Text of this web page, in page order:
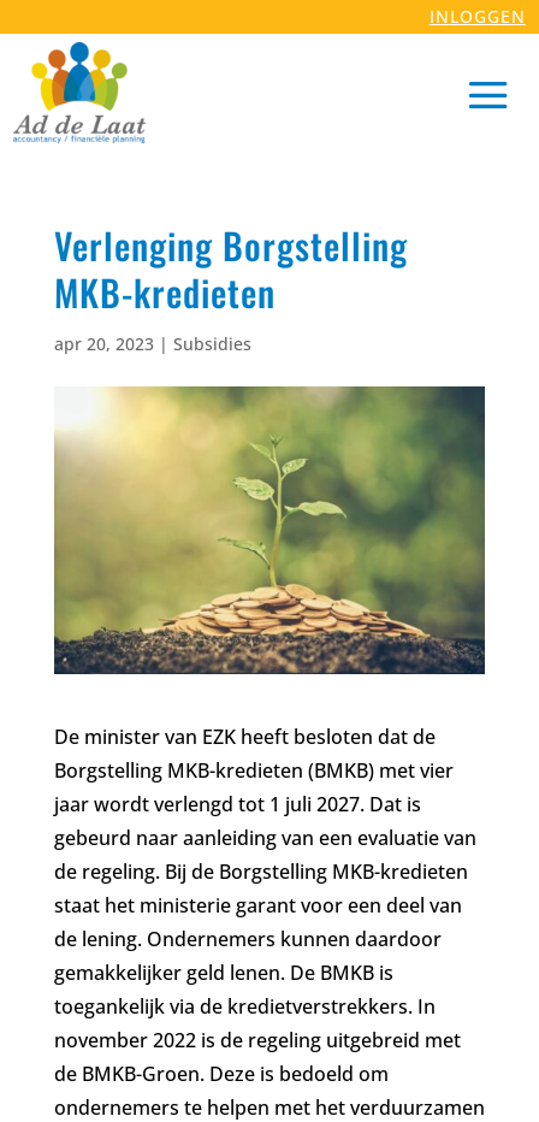
INLOGGEN
Verlenging Borgstelling
MKB-kredieten
apr 20, 2023| Subsidies
De minister van EZK heeft besloten dat de
Borgstelling MKB-kredieten (BMKB) met vier
jaar wordt verlengd tot 1 juli 2027. Dat is
gebeurd naar aanleiding van een evaluatie van
de regeling. Bij de Borgstelling MKB-kredieten
staat het ministerie garant voor een deel van
de lening. Ondernemers kunnen daardoor
gemakkelijker geld lenen. De BMKB is
toegankelijk via de kredietverstrekkers. In
november 2022 is de regeling uitgebreid met
de BMKB-Groen. Deze is bedoeld om
ondernemers te helpen met het verduurzamen